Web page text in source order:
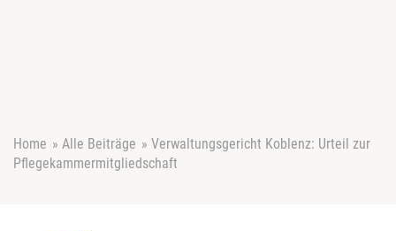
Home » Alle Beiträge » Verwaltungsgericht Koblenz: Urteil zur
Pflegekammermitgliedschaft